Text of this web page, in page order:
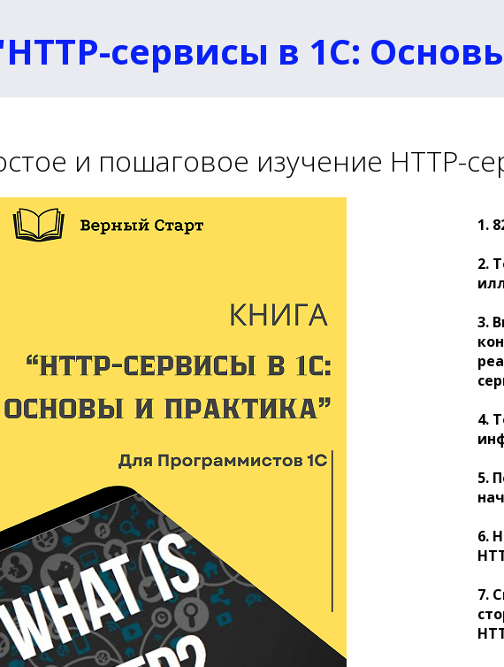
HTTP-сервисы в 1C:
и пошаговое изучение HTTP-
1.
2.
3.
4.
5.
6.
7.